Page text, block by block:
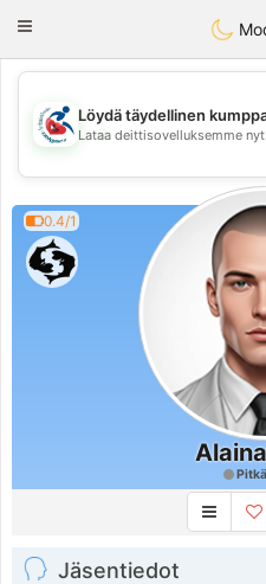
Toggle
💖
💕
Löydä täydellinen
Lataa deittisovelluksemme nyt!
0.4/1
Jäsentiedot